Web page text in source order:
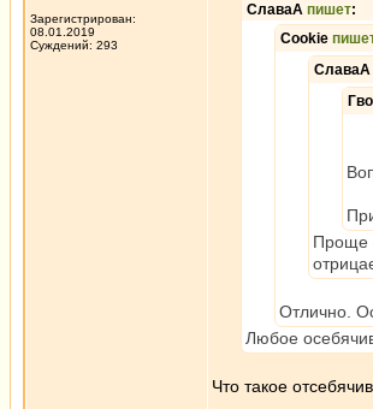
Зарегистрирован:
08.01.2019
Суждений: 293
СлаваА пишет:
Cookie
СлаваА
Проще
Отлично.
Любое
Что такое